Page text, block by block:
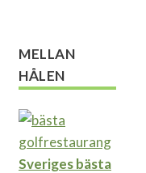
MELLAN
HÅLEN
Sveriges bästa